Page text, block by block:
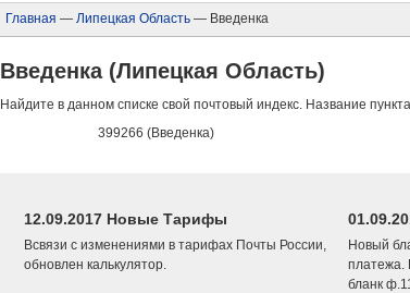
Главная — Липецкая Область — Введенка
Введенка (Липецкая Область)
Найдите в данном списке свой почтовый индекс. Название
399266 (Введенка)
12.09.2017 Новые Тарифы
Всвязи с изменениями в тарифах Почты России,
обновлен калькулятор.
Новый
платежа.
бланк